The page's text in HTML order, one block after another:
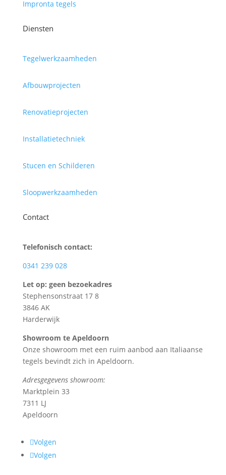
Impronta tegels
Diensten
Tegelwerkzaamheden
Afbouwprojecten
Renovatieprojecten
Installatietechniek
Stucen en Schilderen
Sloopwerkzaamheden
Contact
Telefonisch contact:
0341 239 028
Let op: geen bezoekadres
Stephensonstraat 17 8
3846 AK
Harderwijk
Showroom te Apeldoorn
Onze showroom met een ruim aanbod aan Italiaanse
tegels bevindt zich in Apeldoorn.
Adresgegevens showroom:
Marktplein 33
7311 LJ
Apeldoorn
Volgen
Volgen